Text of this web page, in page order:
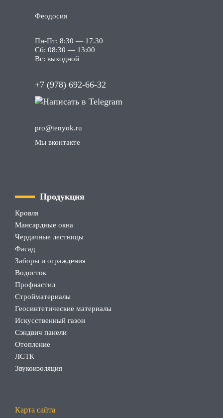
Феодосия
Пн-Пт: 8:30 — 17.30
Сб: 08:30 — 13:00
Вс: выходной
+7 (978) 692-66-32
pro@tenyok.ru
Мы вконтакте
Продукция
Кровля
Мансардные окна
Чердачные лестницы
Фасад
Заборы и ограждения
Водосток
Профнастил
Стройматериалы
Геосинтетические материалы
Искусственный газон
Сэндвич панели
Отопление
ЛСТК
Звукоизоляция
Карта сайта